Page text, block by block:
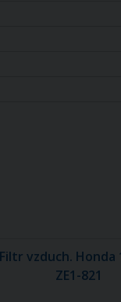
Filtr vzduch. Honda
ZE1-821